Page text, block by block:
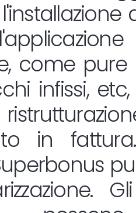
come pure
infissi,
in